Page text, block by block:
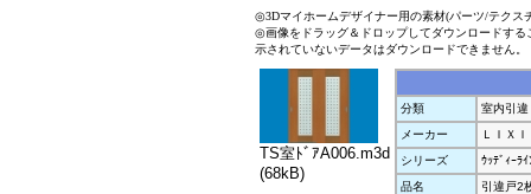
◎3Dマイホームデザイナー用の素材(パーツ/テクス
◎画像をドラッグ＆ドロップしてダウンロードす
示されていないデータはダウンロードできません。
TS室ﾄﾞｱA006.m3d
(68kB)
分類
室内引違
メーカー
ＬＩＸ
シリーズ
ｳｯﾃﾞｨｰﾗｲ
品名
引違戸2